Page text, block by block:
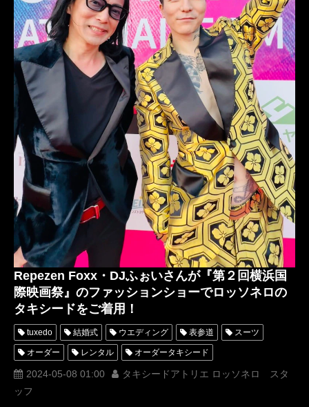
オーダータキシード横浜 レンタルタキシード横浜
RepezenFoxx レペゼンフォックス 岸洋佑
横浜国際映画祭 村松健太 日プ2 ついてnothing
岸明日香 DJふぉい DJFoy レペゼン
ファッションショー RUNWAY スーツリメイク
菅野充 米倉涼子 第２回横浜国際映画祭
BAYSIDE PARTY Enishi GONZO けいちゃん
KANATSU 赤レンガ倉庫 トークショー
Repezen Foxx・DJふぉいさんが『第２回横浜国
際映画祭』のファッションショーでロッソネロの
タキシードをご着用！
tuxedo 結婚式 ウエディング 表参道 スーツ
オーダー レンタル オーダータキシード
レンタルタキシード パーティー ロッソネロ ブライダル
衣装
2024-05-08 01:00
タキシードアトリエ ロッソネロ スタ
ッフ